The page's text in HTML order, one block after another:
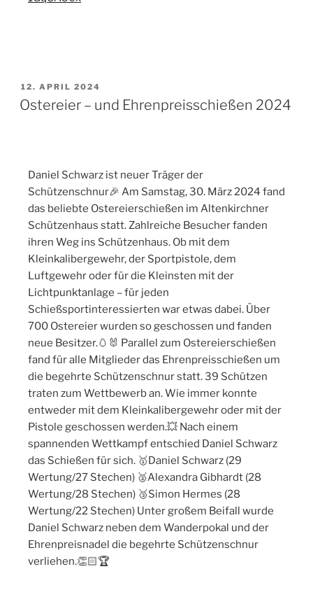
12. APRIL 2024
Ostereier – und Ehrenpreisschießen 2024
Daniel Schwarz ist neuer Träger der
Schützenschnur🎉 Am Samstag, 30. März 2024 fand
das beliebte Ostereierschießen im Altenkirchner
Schützenhaus statt. Zahlreiche Besucher fanden
ihren Weg ins Schützenhaus. Ob mit dem
Kleinkalibergewehr, der Sportpistole, dem
Luftgewehr oder für die Kleinsten mit der
Lichtpunktanlage – für jeden
Schießsportinteressierten war etwas dabei. Über
700 Ostereier wurden so geschossen und fanden
neue Besitzer.🥚🐰 Parallel zum Ostereierschießen
fand für alle Mitglieder das Ehrenpreisschießen um
die begehrte Schützenschnur statt. 39 Schützen
traten zum Wettbewerb an. Wie immer konnte
entweder mit dem Kleinkalibergewehr oder mit der
Pistole geschossen werden.💥 Nach einem
spannenden Wettkampf entschied Daniel Schwarz
das Schießen für sich. 🥇Daniel Schwarz (29
Wertung/27 Stechen) 🥈Alexandra Gibhardt (28
Wertung/28 Stechen) 🥉Simon Hermes (28
Wertung/22 Stechen) Unter großem Beifall wurde
Daniel Schwarz neben dem Wanderpokal und der
Ehrenpreisnadel die begehrte Schützenschnur
verliehen.👏🏻🏆